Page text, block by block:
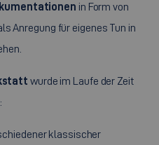
in Form von
Anregung für eigenes Tun in
wurde im Laufe der Zeit
klassischer